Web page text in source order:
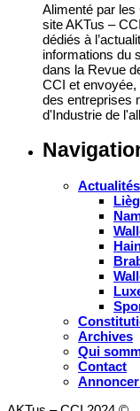
Alimenté par
site AKTus –
dédiés à
informations du
dans la Revue
CCI et envoyée,
des entreprises
d'Industrie de
Actualités
Archives
Qui
Contact